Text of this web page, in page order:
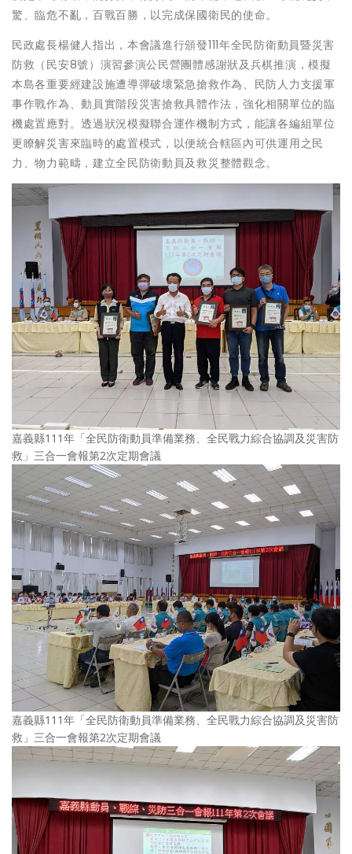
驚、臨危不亂，百戰百勝，以完成保國衛民的使命。
民政處長楊健人指出，本會議進行頒發111年全民防衛動員暨災害
防救（民安8號）演習參演公民營團體感謝狀及兵棋推演，模擬
本島各重要經建設施遭導彈破壞緊急搶救作為、民防人力支援軍
事作戰作為、動員實階段災害搶救具體作法，強化相關單位的臨
機處置應對。透過狀況模擬聯合運作機制方式，能讓各編組單位
更瞭解災害來臨時的處置模式，以便統合轄區內可供運用之民
力、物力範疇，建立全民防衛動員及救災整體觀念。
嘉義縣111年「全民防衛動員準備業務、全民戰力綜合協調及災害防
救」三合一會報第2次定期會議
嘉義縣111年「全民防衛動員準備業務、全民戰力綜合協調及災害防
救」三合一會報第2次定期會議